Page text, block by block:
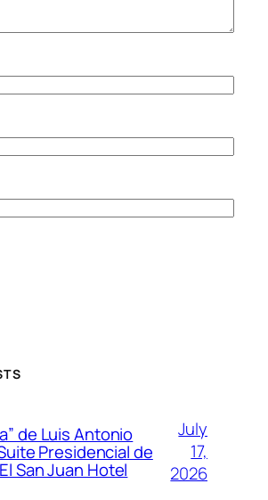
de Luis Antonio
Presidencial de
San Juan Hotel
July
17,
2026